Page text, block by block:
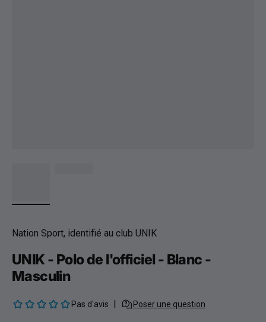
Nation Sport, identifié au club UNIK
UNIK - Polo de l'officiel - Blanc -
Masculin